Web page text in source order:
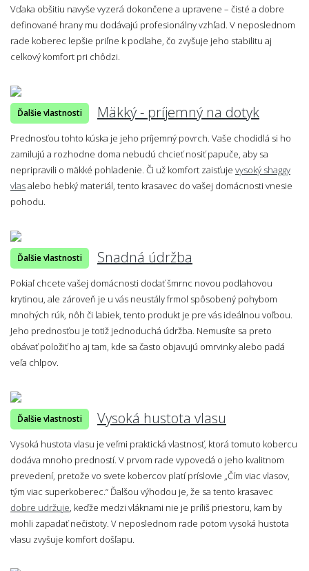
Vďaka obšitiu navyše vyzerá dokončene a upravene – čisté a dobre
definované hrany mu dodávajú profesionálny vzhľad. V neposlednom
rade koberec lepšie priľne k podlahe, čo zvyšuje jeho stabilitu aj
celkový komfort pri chôdzi.
Ďalšie vlastnosti Mäkký - príjemný na dotyk
Prednosťou tohto kúska je jeho príjemný povrch. Vaše chodidlá si ho
zamilujú a rozhodne doma nebudú chcieť nosiť papuče, aby sa
nepripravili o mäkké pohladenie. Či už komfort zaisťuje vysoký shaggy
vlasalebo hebký materiál, tento krasavec do vašej domácnosti vnesie
pohodu.
Ďalšie vlastnosti Snadná údržba
Pokiaľ chcete vašej domácnosti dodať šmrnc novou podlahovou
krytinou, ale zároveň je u vás neustály frmol spôsobený pohybom
mnohých rúk, nôh či labiek, tento produkt je pre vás ideálnou voľbou.
Jeho prednosťou je totiž jednoduchá údržba. Nemusíte sa preto
obávať položiť ho aj tam, kde sa často objavujú omrvinky alebo padá
veľa chlpov.
Ďalšie vlastnosti Vysoká hustota vlasu
Vysoká hustota vlasu je veľmi praktická vlastnosť, ktorá tomuto kobercu
dodáva mnoho predností. V prvom rade vypovedá o jeho kvalitnom
prevedení, pretože vo svete kobercov platí príslovie „Čím viac vlasov,
tým viac superkoberec.“ Ďalšou výhodou je, že sa tento krasavec
dobre udržuje , keďže medzi vláknami nie je príliš priestoru, kam by
mohli zapadať nečistoty. V neposlednom rade potom vysoká hustota
vlasu zvyšuje komfort došľapu.